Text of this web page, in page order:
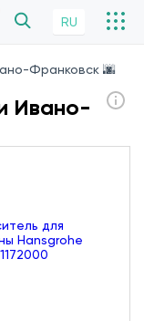
RU
Франковск 🌆
Ивано-